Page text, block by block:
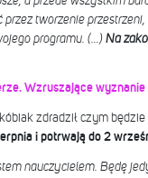
przez tworzenie
programu. (…) Na
Wzruszające wyznanie
zdradził czym będzie
i potrwają do 2
nauczycielem. Będę